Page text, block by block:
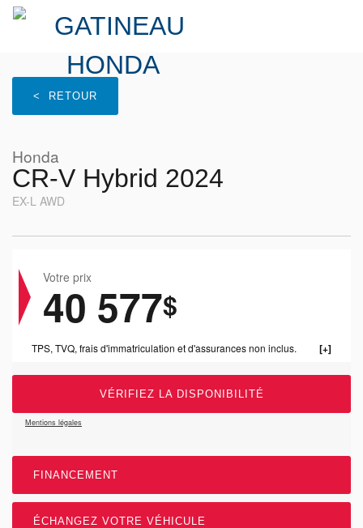
< RETOUR
Honda
CR-V Hybrid 2024
EX-L AWD
Votre prix
40 577$
TPS, TVQ, frais d'immatriculation et d'assurances non inclus.
VÉRIFIEZ LA DISPONIBILITÉ
Mentions légales
FINANCEMENT
ÉCHANGEZ VOTRE VÉHICULE